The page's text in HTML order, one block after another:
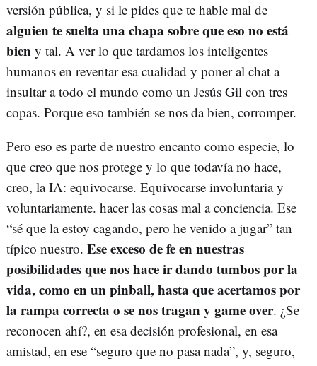
versión pública, y si le pides que te hable mal de
alguien te suelta una chapa sobre que eso no está
bien y tal. A ver lo que tardamos los inteligentes
humanos en reventar esa cualidad y poner al chat a
insultar a todo el mundo como un Jesús Gil con tres
copas. Porque eso también se nos da bien, corromper.
Pero eso es parte de nuestro encanto como especie, lo
que creo que nos protege y lo que todavía no hace,
creo, la IA: equivocarse. Equivocarse involuntaria y
voluntariamente. hacer las cosas mal a conciencia. Ese
“sé que la estoy cagando, pero he venido a jugar” tan
típico nuestro. Ese exceso de fe en nuestras
posibilidades que nos hace ir dando tumbos por la
vida, como en un pinball, hasta que acertamos por
la rampa correcta o se nos tragan y game over. ¿Se
reconocen ahí?, en esa decisión profesional, en esa
amistad, en ese “seguro que no pasa nada”, y, seguro,